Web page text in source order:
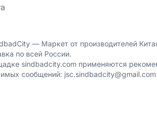
— Маркет от производителей
по всей России.
sindbadcity.com применяются
сообщений: jsc.sindbadcity@gmail.com